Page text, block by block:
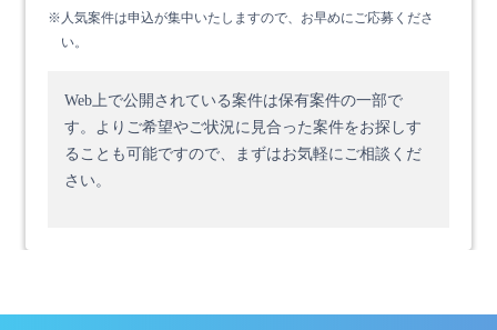
※人気案件は申込が集中いたしますので、お早めにご応募くださ
い。
Web上で公開されている案件は保有案件の一部で
す。 よりご希望やご状況に見合った案件をお探しす
ることも可能ですので、まずはお気軽にご相談くだ
さい。